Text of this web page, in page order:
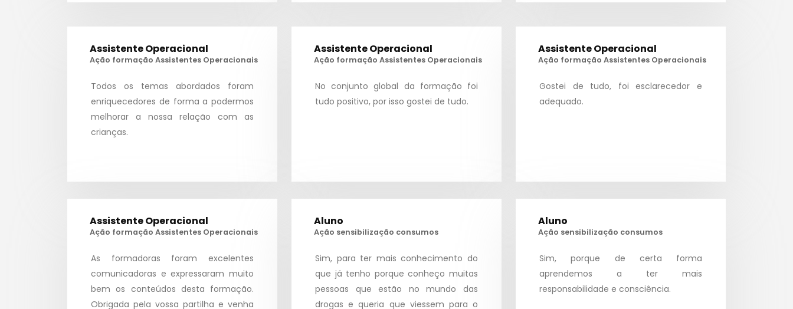
Assistente Operacional
Ação formação Assistentes Operacionais
Todos os temas abordados foram
enriquecedores de forma a podermos
melhorar a nossa relação com as
crianças.
Assistente Operacional
Ação formação Assistentes Operacionais
No conjunto global da formação foi
tudo positivo, por isso gostei de tudo.
Assistente Operacional
Ação formação Assistentes Operacionais
Gostei de tudo, foi esclarecedor e
adequado.
Assistente Operacional
Ação formação Assistentes Operacionais
As formadoras foram excelentes
comunicadoras e expressaram muito
bem os conteúdos desta formação.
Obrigada pela vossa partilha e venha
Aluno
Ação sensibilização consumos
Sim, para ter mais conhecimento do
que já tenho porque conheço muitas
pessoas que estão no mundo das
drogas e queria que viessem para o
Aluno
Ação sensibilização consumos
Sim, porque de certa forma
aprendemos a ter mais
responsabilidade e consciência.
O Projeto Contactos
- Quem Somos
- ATV
- Testemunhos